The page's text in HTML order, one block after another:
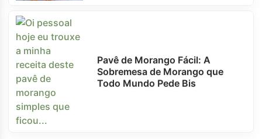
Pavê de Morango Fácil: A
Sobremesa de Morango que
Todo Mundo Pede Bis